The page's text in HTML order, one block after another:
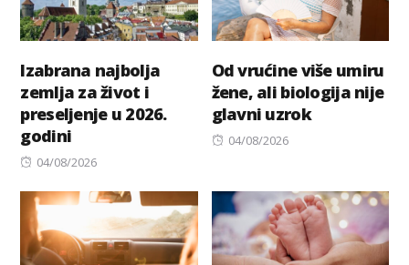
Izabrana najbolja
zemlja za život i
preseljenje u 2026.
godini
Posted
04/08/2026
Od vrućine više umiru
žene, ali biologija nije
glavni uzrok
Posted
04/08/2026